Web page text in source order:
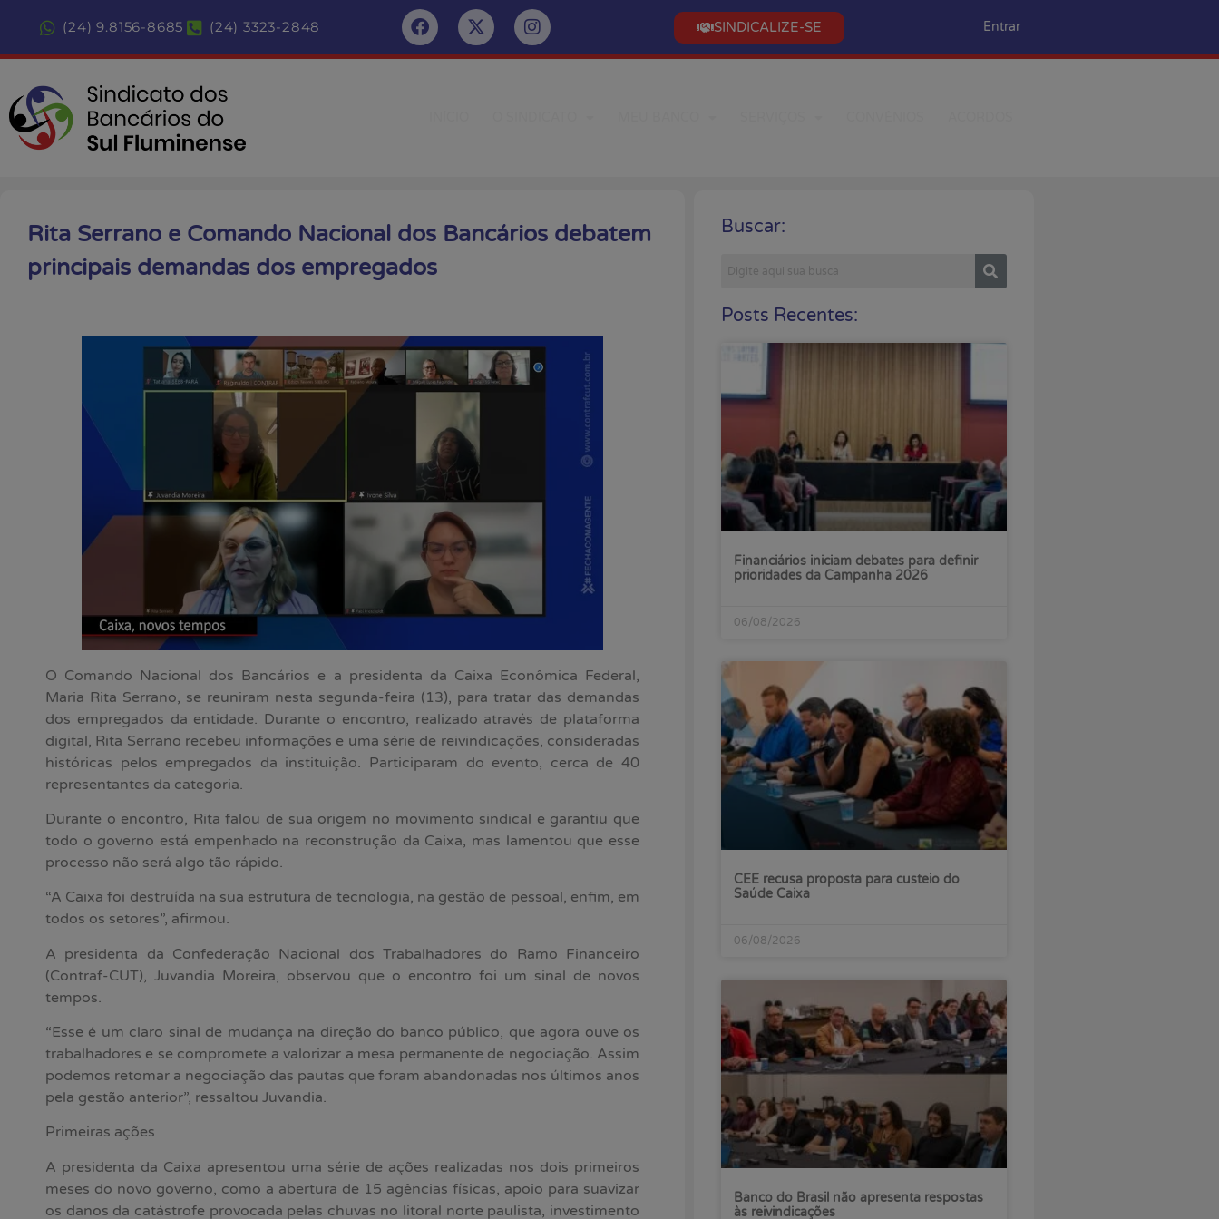
(24) 9.8156-8685 (24) 3323-2848 SINDICALIZE-SE Entrar
Rita Serrano e Comando Nacional dos Bancários debatem
principais demandas dos empregados
O Comando Nacional dos Bancários e a presidenta da Caixa Econômica Federal,
Maria Rita Serrano, se reuniram nesta segunda-feira (13), para tratar das demandas
dos empregados da entidade. Durante o encontro, realizado através de plataforma
digital, Rita Serrano recebeu informações e uma série de reivindicações, consideradas
históricas pelos empregados da instituição. Participaram do evento, cerca de 40
representantes da categoria.
Durante o encontro, Rita falou de sua origem no movimento sindical e garantiu que
todo o governo está empenhado na reconstrução da Caixa, mas lamentou que esse
processo não será algo tão rápido.
“A Caixa foi destruída na sua estrutura de tecnologia, na gestão de pessoal, enfim, em
todos os setores”, afirmou.
A presidenta da Confederação Nacional dos Trabalhadores do Ramo Financeiro
(Contraf-CUT), Juvandia Moreira, observou que o encontro foi um sinal de novos
tempos.
“Esse é um claro sinal de mudança na direção do banco público, que agora ouve os
trabalhadores e se compromete a valorizar a mesa permanente de negociação. Assim
podemos retomar a negociação das pautas que foram abandonadas nos últimos anos
pela gestão anterior”, ressaltou Juvandia.
Primeiras ações
A presidenta da Caixa apresentou uma série de ações realizadas nos dois primeiros
meses do novo governo, como a abertura de 15 agências físicas, apoio para suavizar
os danos da catástrofe provocada pelas chuvas no litoral norte paulista, investimento
Buscar:
Posts Recentes:
Financiários iniciam debates para definir
prioridades da Campanha 2026
06/08/2026
CEE recusa proposta para custeio do
Saúde Caixa
06/08/2026
Banco do Brasil não apresenta respostas
às reivindicações